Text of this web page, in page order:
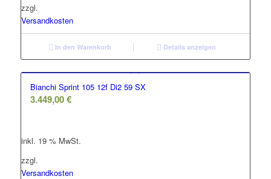
zzgl.
Versandkosten
In den Warenkorb Details anzeigen
Bianchi Sprint 105 12f Di2 59 SX
3.449,00€
inkl. 19 % MwSt.
zzgl.
Versandkosten